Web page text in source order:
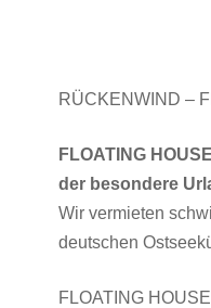
RÜCKENWIND –
FLOATING
der besondere
Wir vermieten
deutschen
FLOATING